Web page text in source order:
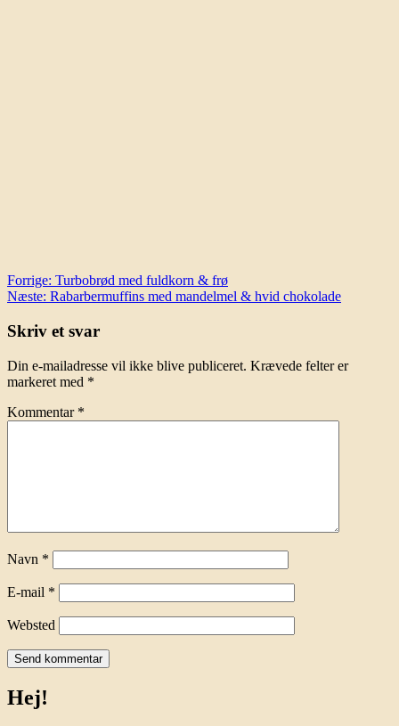
Indlægsnavigation
Forrige: Turbobrød med fuldkorn & frø
Næste: Rabarbermuffins med mandelmel & hvid chokolade
Skriv et svar
Din e-mailadresse vil ikke blive publiceret. Krævede felter er
markeret med *
Kommentar *
Navn *
E-mail *
Websted
Hej!